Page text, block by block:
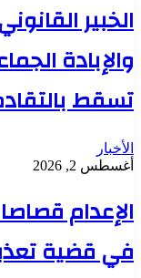
الخبير
والإبادة
تسقط
الأخبار
أغسطس 2, 2026
في قضية